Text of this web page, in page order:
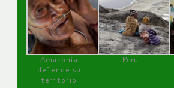
Amazonía
defiende su
territorio
Perú